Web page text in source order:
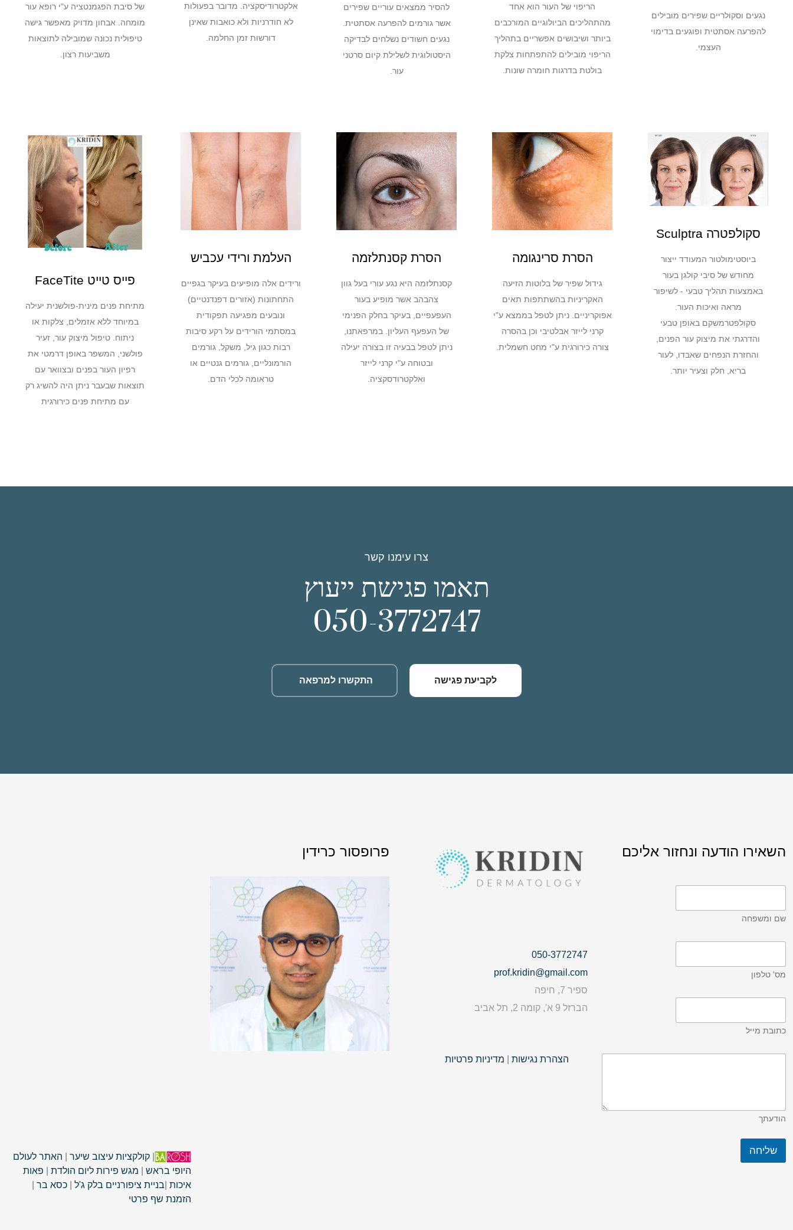
נגעים וסקולריים שפירים מובילים
להפרעה אסתטית ופוגעים בדימוי
העצמי.
הריפוי של העור הוא אחד
מהתהליכים הביולוגיים המורכבים
ביותר ושיבושים אפשריים בתהליך
הריפוי מובילים להתפתחות צלקת
בולטת בדרגות חומרה שונות.
להסיר ממצאים עוריים שפירים
אשר גורמים להפרעה אסתטית.
נגעים חשודים נשלחים לבדיקה
היסטולוגית לשלילת קיום סרטני
עור.
אלקטרודיסקציה. מדובר בפעולות
לא חודרניות ולא כואבות שאינן
דורשות זמן החלמה.
של סיבת הפגמנטציה ע"י רופא עור
מומחה. אבחון מדויק מאפשר גישה
טיפולית נכונה שמובילה לתוצאות
משביעות רצון.
סקולפטרה Sculptra
ביוסטימולטור המעודד ייצור
מחודש של סיבי קולגן בעור
באמצעות תהליך טבעי - לשיפור
מראה ואיכות העור.
סקולפטרמשקם באופן טבעי
והדרגתי את מיצוק עור הפנים,
והחזרת הנפחים שאבדו, לעור
בריא, חלק וצעיר יותר.
הסרת סרינגומה
גידול שפיר של בלוטות הזיעה
האקריניות בהשתתפות תאים
אפוקריניים. ניתן לטפל בממצא ע"י
קרני לייזר אבלטיבי וכן בהסרה
צורה כירורגית ע"י מחט חשמלית.
הסרת קסנתלזמה
קסנתלזמה היא נגע עורי בעל גוון
צהבהב אשר מופיע בעור
העפעפיים, בעיקר בחלק הפנימי
של העפעף העליון. במרפאתנו,
ניתן לטפל בבעיה זו בצורה יעילה
ובטוחה ע"י קרני לייזר
ואלקטרודסקציה.
העלמת ורידי עכביש
ורידים אלה מופיעים בעיקר בגפיים
התחתונות (אזורים דפנדנטיים)
ונובעים מפגיעה תפקודית
במסתמי הורידים על רקע סיבות
רבות כגון גיל, משקל, גורמים
הורמונליים, גורמים גנטיים או
טראומה לכלי הדם.
פייס טייט FaceTite
מתיחת פנים מינית-פולשנית יעילה
במיוחד ללא אזמלים, צלקות או
ניתוח. טיפול מיצוק עור, זעיר
פולשני, המשפר באופן דרמטי את
רפיון העור בפנים ובצוואר עם
תוצאות שבעבר ניתן היה להשיג רק
עם מתיחת פנים כירורגית
צרו עימנו קשר
תאמו פגישת ייעוץ
050-3772747
לקביעת פגישה התקשרו למרפאה
השאירו הודעה ונחזור אליכם
שם ומשפחה
מס' טלפון
כתובת מייל
הודעתך
שליחה
050-3772747
prof.kridin@gmail.com
ספיר 7, חיפה
הברזל 9 א', קומה 2, תל אביב
הצהרת נגישות מדיניות פרטיות
פרופסור כרידין
קולקציות עיצוב שיער
האתר לעולם
היופי בראש
מגש פירות ליום הולדת
פאות
איכות בניית ציפורניים בלק ג'ל כסא בר
הזמנת שף פרטי